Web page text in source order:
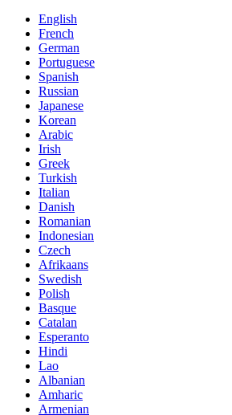
English
French
German
Portuguese
Spanish
Russian
Japanese
Korean
Arabic
Irish
Greek
Turkish
Italian
Danish
Romanian
Indonesian
Czech
Afrikaans
Swedish
Polish
Basque
Catalan
Esperanto
Hindi
Lao
Albanian
Amharic
Armenian